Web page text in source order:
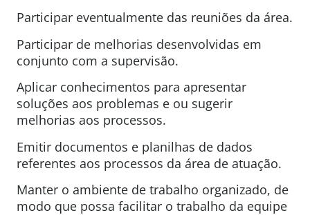
Participar eventualmente das reuniões da área.
Participar de melhorias desenvolvidas em
conjunto com a supervisão.
Aplicar conhecimentos para apresentar
soluções aos problemas e ou sugerir
melhorias aos processos.
Emitir documentos e planilhas de dados
referentes aos processos da área de atuação.
Manter o ambiente de trabalho organizado, de
modo que possa facilitar o trabalho da equipe